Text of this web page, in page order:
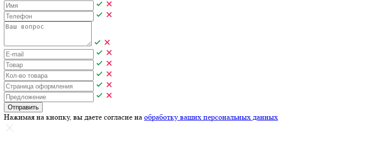
Отправить
Нажимая на кнопку, вы даете согласие на обработку ваших персональных данных